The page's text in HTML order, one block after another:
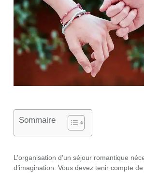
Sommaire
L’organisation d’un séjour romantique
d’imagination. Vous devez tenir compte